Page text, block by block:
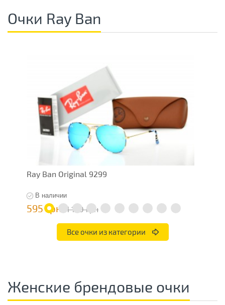
Очки Ray Ban
Ray Ban Original 9299
В наличии
595 грн 1 190 грн
Все очки из категории
Женские брендовые очки